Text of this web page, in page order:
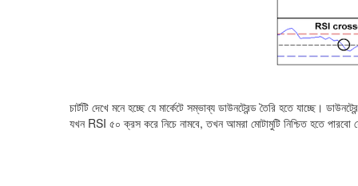
চার্টটি দেখে মনে হচ্ছে যে মার্কেটে সম্ভাব্য ডাউনট্রেন্ড তৈরি হতে যাচ্ছে।
যখন RSI ৫০ ক্রস করে নিচে নামবে, তখন আমরা মোটামুটি নিশ্চিত হতে পারবো